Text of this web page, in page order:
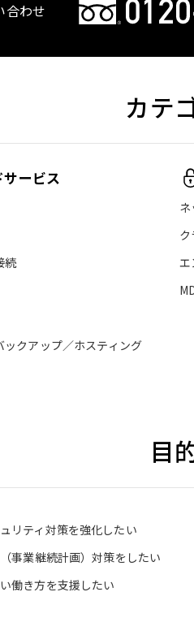
合わせ
カテ
ービス
続
ックアップ／ホスティング
ク
エ
目
リティ対策を強化したい
事業継続計画）対策をしたい
働き方を支援したい